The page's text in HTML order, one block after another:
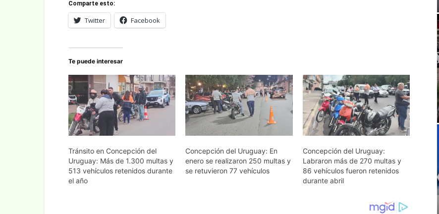
Comparte esto:
Twitter Facebook
Te puede interesar
Tránsito en Concepción del
Uruguay: Más de 1.300 multas y
513 vehículos retenidos durante
el año
Concepción del Uruguay: En
enero se realizaron 250 multas y
se retuvieron 77 vehículos
Concepción del Uruguay:
Labraron más de 270 multas y
86 vehículos fueron retenidos
durante abril